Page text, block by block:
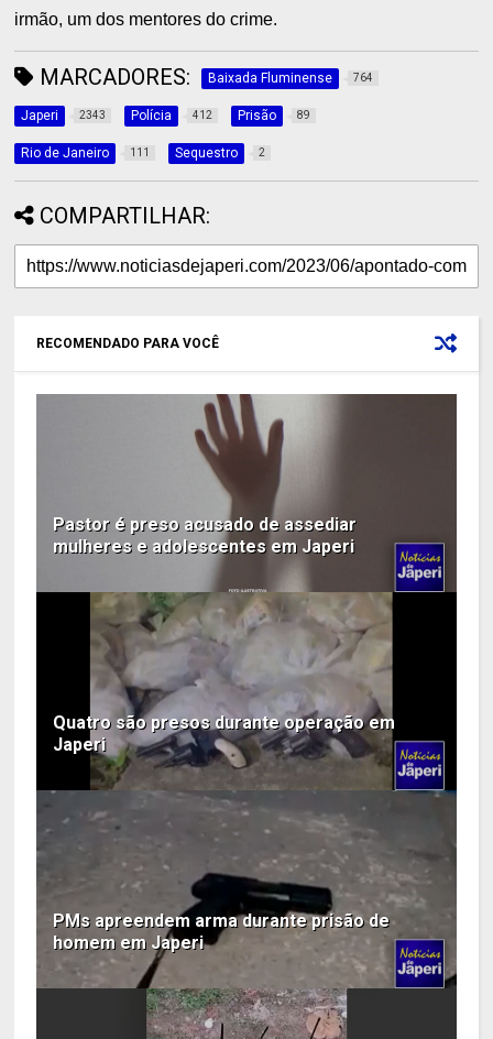
irmão, um dos mentores do crime.
MARCADORES: Baixada Fluminense 764
Japeri 2343 Polícia 412 Prisão 89
Rio de Janeiro 111 Sequestro 2
COMPARTILHAR:
RECOMENDADO PARA VOCÊ
Pastor é preso acusado de assediar
mulheres e adolescentes em Japeri
Quatro são presos durante operação em
Japeri
PMs apreendem arma durante prisão de
homem em Japeri